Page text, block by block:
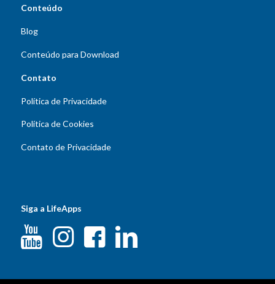
Conteúdo
Blog
Conteúdo para Download
Contato
Política de Privacidade
Política de Cookies
Contato de Privacidade
Siga a LifeApps